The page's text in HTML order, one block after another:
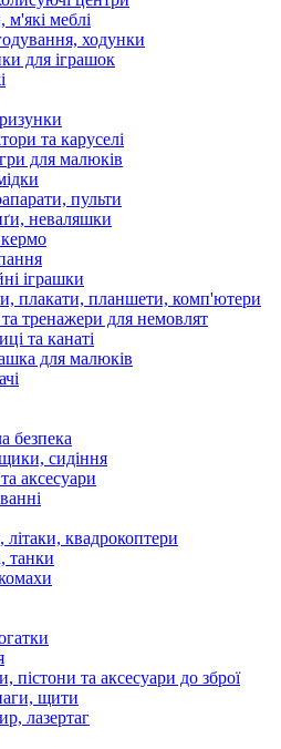
меблі
ходунки
для іграшок
та каруселі
для малюків
пульти
неваляшки
іграшки
плакати, планшети, комп'ютери
тренажери для немовлят
та канаті
для малюків
безпека
сидіння
аксесуари
літаки, квадрокоптери
танки
пістони та аксесуари до зброї
щити
лазертаг